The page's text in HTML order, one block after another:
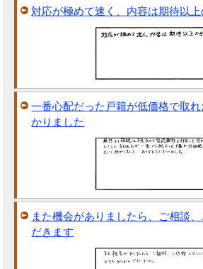
対応が極めて速く、内容は期待以
一番心配だった戸籍が低価格で取
かりました
また機会がありましたら、ご相談
だきます